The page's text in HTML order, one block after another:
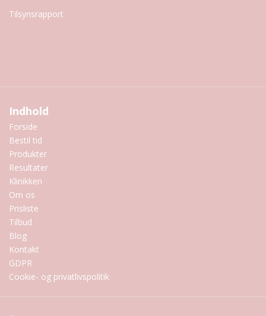
Tilsynsrapport
Indhold
Forside
Bestil tid
Produkter
Resultater
Klinikken
Om os
Prisliste
Tilbud
Blog
Kontakt
GDPR
Cookie- og privatlivspolitik